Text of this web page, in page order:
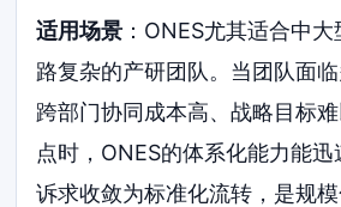
适用场景 ：ONES尤其适合中
路复杂的产研团队。当团队面临
跨部门协同成本高、战略目标
点时，ONES的体系化能力能
诉求收敛为标准化流转，是规